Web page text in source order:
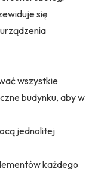
się
wszystkie
budynku, aby w
jednolitej
każdego